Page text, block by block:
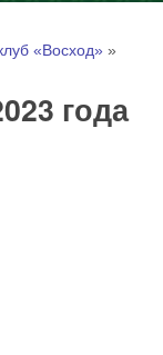
«Восход»»
года